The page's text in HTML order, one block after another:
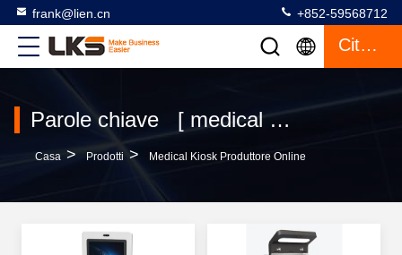
frank@lien.cn +852-59568712
Citazione
Parole chiave [ medical kiosk ] Partita 91 prodotti
Casa > Prodotti > Medical Kiosk Produttore Online